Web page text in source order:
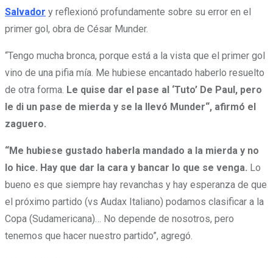
Salvador y reflexionó profundamente sobre su error en el
primer gol, obra de César Munder.
“Tengo mucha bronca, porque está a la vista que el primer gol
vino de una pifia mía. Me hubiese encantado haberlo resuelto
de otra forma. Le quise dar el pase al ‘Tuto’ De Paul, pero
le di un pase de mierda y se la llevó Munder“, afirmó el
zaguero.
“Me hubiese gustado haberla mandado a la mierda y no
lo hice. Hay que dar la cara y bancar lo que se venga. Lo
bueno es que siempre hay revanchas y hay esperanza de que
el próximo partido (vs Audax Italiano) podamos clasificar a la
Copa (Sudamericana)… No depende de nosotros, pero
tenemos que hacer nuestro partido”, agregó.